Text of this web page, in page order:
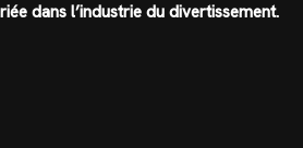
dans l’industrie du divertissement.